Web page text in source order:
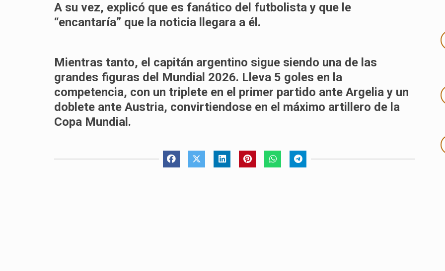
A su vez, explicó que es fanático del futbolista y que le
“encantaría” que la noticia llegara a él.
Mientras tanto, el capitán argentino sigue siendo una de las
grandes figuras del Mundial 2026. Lleva 5 goles en la
competencia, con un triplete en el primer partido ante Argelia y un
doblete ante Austria, convirtiendose en el máximo artillero de la
Copa Mundial.